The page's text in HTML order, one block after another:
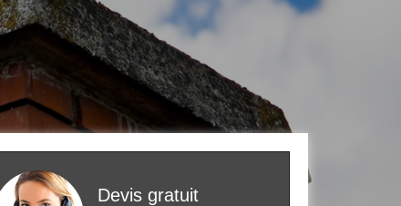
Devis gratuit